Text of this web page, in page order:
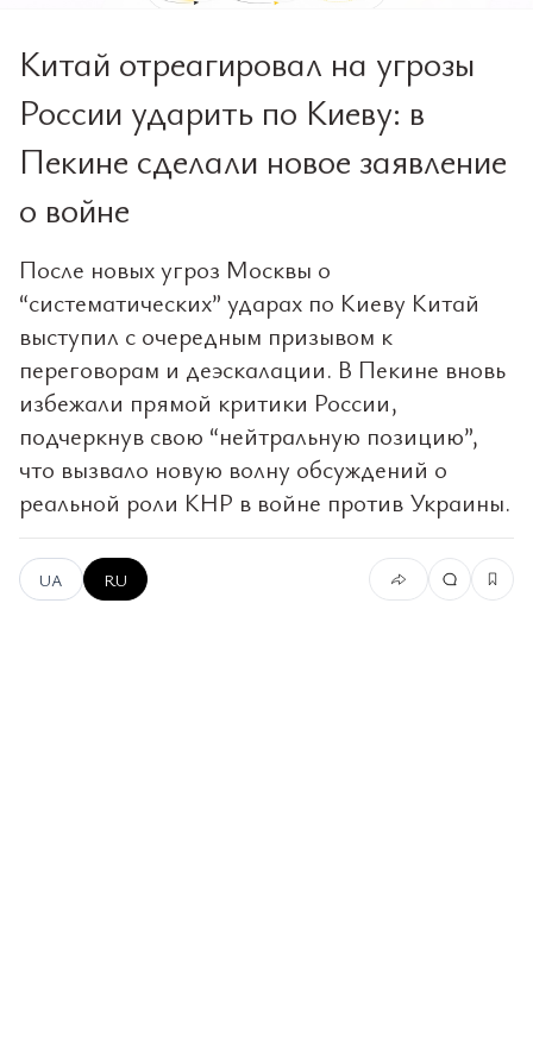
Китай отреагировал на угрозы
России ударить по Киеву: в
Пекине сделали новое заявление
о войне
После новых угроз Москвы о
“систематических” ударах по Киеву Китай
выступил с очередным призывом к
переговорам и деэскалации. В Пекине вновь
избежали прямой критики России,
подчеркнув свою “нейтральную позицию”,
что вызвало новую волну обсуждений о
реальной роли КНР в войне против Украины.
UA RU